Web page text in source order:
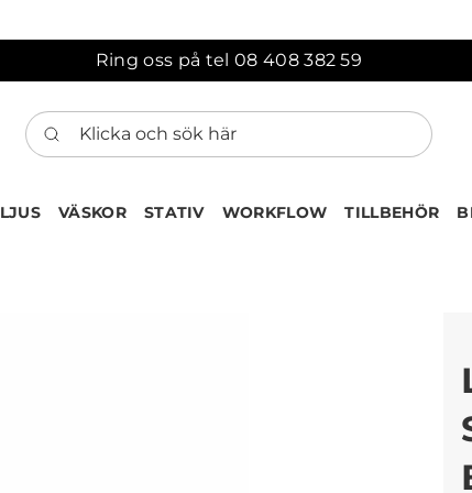
Ring oss på tel 08 408 382 59
Klicka och sök här
LJUS VÄSKOR STATIV WORKFLOW TILLBEHÖR